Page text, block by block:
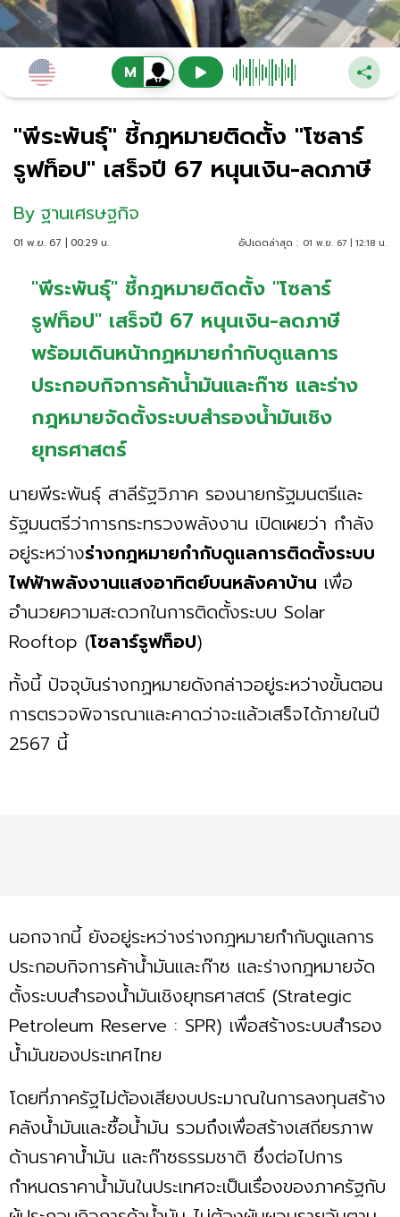
"พีระพันธุ์" ชี้กฎหมายติดตั้ง "โซลาร์
รูฟท็อป" เสร็จปี 67 หนุนเงิน-ลดภาษี
By ฐานเศรษฐกิจ
01 พ.ย. 67 | 00:29 น. อัปเดตล่าสุด : 01 พ.ย. 67 | 12:18 น.
"พีระพันธุ์" ชี้กฎหมายติดตั้ง "โซลาร์
รูฟท็อป" เสร็จปี 67 หนุนเงิน-ลดภาษี
พร้อมเดินหน้ากฏหมายกำกับดูแลการ
ประกอบกิจการค้าน้ำมันและก๊าซ และร่าง
กฎหมายจัดตั้งระบบสำรองน้ำมันเชิง
ยุทธศาสตร์
นายพีระพันธุ์ สาลีรัฐวิภาค รองนายกรัฐมนตรีและ
รัฐมนตรีว่าการกระทรวงพลังงาน เปิดเผยว่า กำลัง
อยู่ระหว่างร่างกฎหมายกํากับดูแลการติดตั้งระบบ
ไฟฟ้าพลังงานแสงอาทิตย์บนหลังคาบ้าน เพื่อ
อำนวยความสะดวกในการติดตั้งระบบ Solar
Rooftop (โซลาร์รูฟท็อป)
ทั้งนี้ ปัจจุบันร่างกฏหมายดังกล่าวอยู่ระหว่างขั้นตอน
การตรวจพิจารณาและคาดว่าจะแล้วเสร็จได้ภายในปี
2567 นี้
นอกจากนี้ ยังอยู่ระหว่างร่างกฎหมายกำกับดูแลการ
ประกอบกิจการค้าน้ำมันและก๊าซ และร่างกฎหมายจัด
ตั้งระบบสำรองน้ำมันเชิงยุทธศาสตร์ (Strategic
Petroleum Reserve : SPR) เพื่อสร้างระบบสำรอง
น้ำมันของประเทศไทย
โดยที่ภาครัฐไม่ต้องเสียงบประมาณในการลงทุนสร้าง
คลังน้ำมันและซื้อน้ำมัน รวมถึงเพื่อสร้างเสถียรภาพ
ด้านราคาน้ำมัน และก๊าซธรรมชาติ ซึ่งต่อไปการ
กำหนดราคาน้ำมันในประเทศจะเป็นเรื่องของภาครัฐกับ